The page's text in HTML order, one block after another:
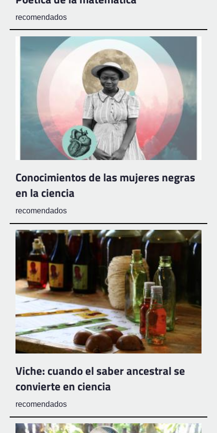
recomendados
Conocimientos de las mujeres negras
en la ciencia
recomendados
Viche: cuando el saber ancestral se
convierte en ciencia
recomendados